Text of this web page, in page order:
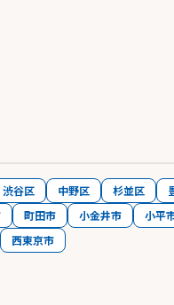
渋谷区 中野区 杉並区
町田市 小金井市 小平
西東京市